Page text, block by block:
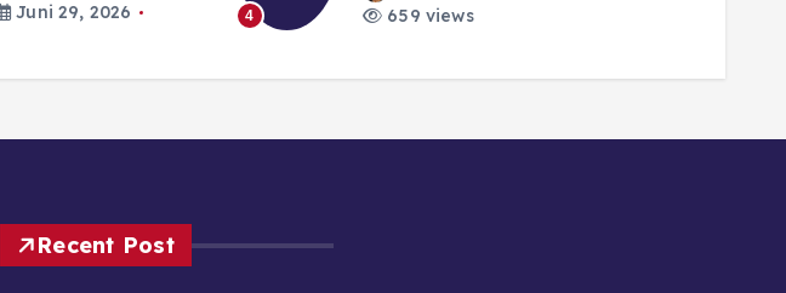
Juni 29, 2026
4
659 views
Recent Post